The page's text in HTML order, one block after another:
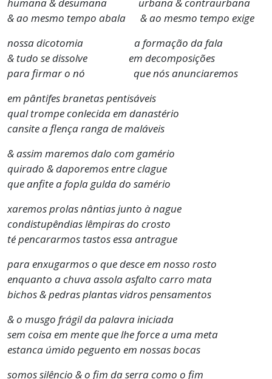
& ao mesmo tempo abala & ao mesmo tempo exige
nossa dicotomia a formação da fala
& tudo se dissolve em decomposições
para firmar o nó que nós anunciaremos
em pântifes branetas pentisáveis
qual trompe conlecida em danastério
cansite a flença ranga de maláveis
& assim maremos dalo com gamério
quirado & daporemos entre clague
que anfite a fopla gulda do samério
xaremos prolas nântias junto à nague
condistupêndias lêmpiras do crosto
té pencararmos tastos essa antrague
para enxugarmos o que desce em nosso rosto
enquanto a chuva assola asfalto carro mata
bichos & pedras plantas vidros pensamentos
& o musgo frágil da palavra iniciada
sem coisa em mente que lhe force a uma meta
estanca úmido peguento em nossas bocas
somos silêncio & o fim da serra como o fim